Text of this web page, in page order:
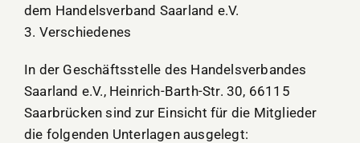
dem Handelsverband Saarland e.V.
3. Verschiedenes
In der Geschäftsstelle des Handelsverbandes
Saarland e.V., Heinrich-Barth-Str. 30, 66115
Saarbrücken sind zur Einsicht für die Mitglieder
die folgenden Unterlagen ausgelegt: